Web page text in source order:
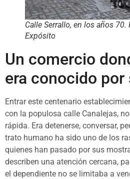
Calle Serrallo, en los años
Expósito
Un comercio
era conocido por
Entrar este centenario
con la populosa calle Canalejas,
rápida. Era detenerse, conversar,
trato humano ha sido uno de los
quienes han pasado por sus
describen una atención cercana,
el dependiente no se limitaba a